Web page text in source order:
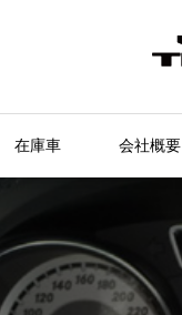
在庫車 会社概要